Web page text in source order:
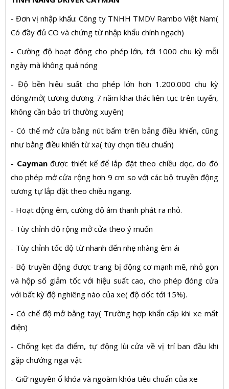
- Đơn vị nhập khẩu: Công ty TNHH TMDV Rambo Việt Nam(
Có đầy đủ CO và chứng từ nhập khẩu chính ngạch)
- Cường độ hoạt động cho phép lớn, tới 1000 chu kỳ mỗi
ngày mà không quá nóng
- Độ bền hiệu suất cho phép lớn hơn 1.200.000 chu kỳ
đóng/mở( tương đương 7 năm khai thác liên tục trên tuyến,
không cần bảo trì thường xuyên)
- Có thể mở cửa bằng nút bấm trên bảng điều khiển, cũng
như bằng điều khiển từ xa( tùy chọn tiêu chuẩn)
- Caymanđược thiết kế để lắp đặt theo chiều dọc, do đó
cho phép mở cửa rộng hơn 9 cm so với các bộ truyền động
tương tự lắp đặt theo chiều ngang.
- Hoạt động êm, cường độ âm thanh phát ra nhỏ.
- Tùy chỉnh độ rộng mở cửa theo ý muốn
- Tùy chỉnh tốc độ từ nhanh đến nhẹ nhàng êm ái
- Bộ truyền động được trang bị động cơ mạnh mẽ, nhỏ gọn
và hộp số giảm tốc với hiệu suất cao, cho phép đóng cửa
với bất kỳ độ nghiêng nào của xe( độ dốc tới 15%).
- Có chế độ mở bằng tay( Trường hợp khẩn cấp khi xe mất
điện)
- Chống kẹt đa điểm, tự động lùi cửa về vị trí ban đầu khi
gặp chướng ngại vật
- Giữ nguyên ổ khóa và ngoàm khóa tiêu chuẩn của xe